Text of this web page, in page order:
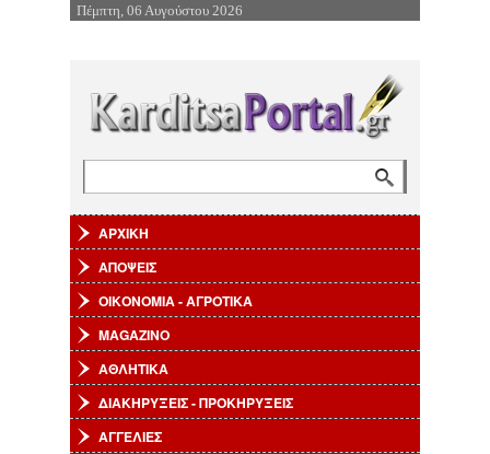
Επιστροφή στην Πλοήγηση
Πέμπτη, 06 Αυγούστου 2026
ΑΡΧΙΚΗ
ΑΠΟΨΕΙΣ
ΟΙΚΟΝΟΜΙΑ - ΑΓΡΟΤΙΚΑ
MAGAZINO
ΑΘΛΗΤΙΚΑ
ΔΙΑΚΗΡΥΞΕΙΣ - ΠΡΟΚΗΡΥΞΕΙΣ
ΑΓΓΕΛΙΕΣ